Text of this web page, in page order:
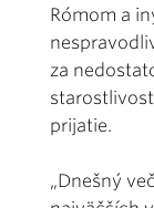
Rómom a
za
prijatie.
„Dnešný